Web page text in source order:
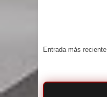
Entrada más reciente